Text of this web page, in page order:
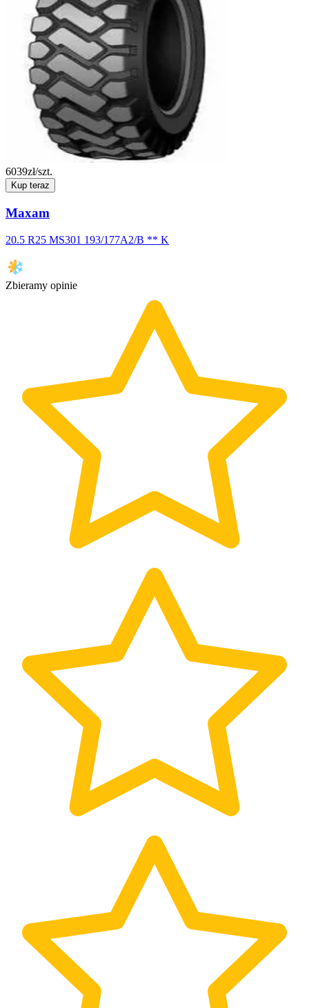
6039zł/szt.
Kup teraz
Maxam
20.5 R25 MS301 193/177A2/B ** K
Zbieramy opinie